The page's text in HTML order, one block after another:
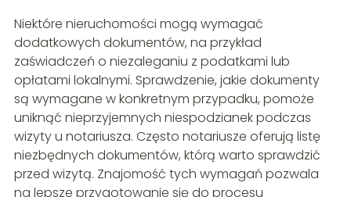
Niektóre nieruchomości mogą wymagać
dodatkowych dokumentów, na przykład
zaświadczeń o niezaleganiu z podatkami lub
opłatami lokalnymi. Sprawdzenie, jakie dokumenty
są wymagane w konkretnym przypadku, pomoże
uniknąć nieprzyjemnych niespodzianek podczas
wizyty u notariusza. Często notariusze oferują listę
niezbędnych dokumentów, którą warto sprawdzić
przed wizytą. Znajomość tych wymagań pozwala
na lepsze przygotowanie się do procesu